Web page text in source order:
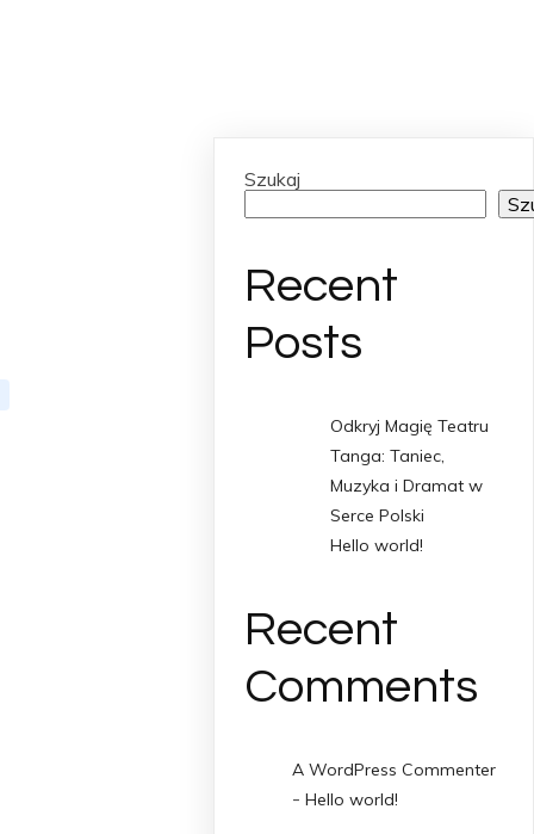
Szukaj
Recent
Posts
Odkryj Magię Teatru
Tanga: Taniec,
Muzyka i Dramat w
Serce Polski
Hello world!
Recent
Comments
A WordPress Commenter
-Hello world!